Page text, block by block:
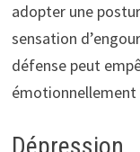
adopter une
sensation
défense peut
émotionnellement